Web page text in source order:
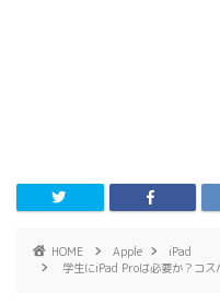
HOME Apple
iPad
学生にiPad Proは必要か？コス